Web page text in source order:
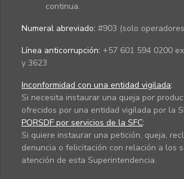
continua.
Numeral abreviado: #903 (solo
Línea anticorrupción: +57 601 594 0200
y 3623
Inconformidad con una entidad vigilada:
Si necesita instaurar una queja por
ofrecidos por una entidad vigilada por la
PQRSDF por servicios de la SFC:
Si quiere instaurar una petición, queja,
denuncia o felicitación con relación a los
atención de esta Superintendencia.